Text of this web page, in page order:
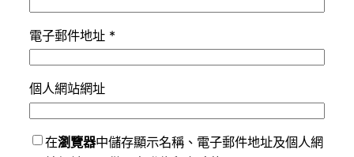
電子郵件地址 *
個人網站網址
在瀏覽器中儲存顯示名稱、電子郵件地址及個人網